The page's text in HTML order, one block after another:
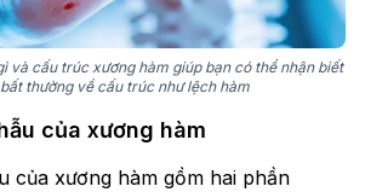
và cấu trúc xương hàm giúp bạn có thể nhận biết
thường về cấu trúc như lệch hàm
của xương hàm
của xương hàm gồm hai phần